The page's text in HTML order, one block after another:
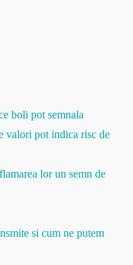
boli pot semnala
valori pot indica risc de
lor un semn de
si cum ne putem